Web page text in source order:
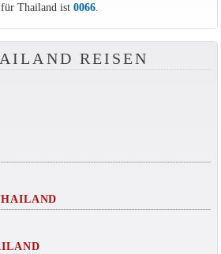
Thailand ist 0066.
REISEN